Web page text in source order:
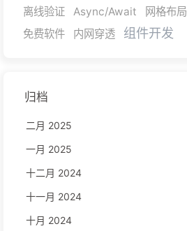
离线验证
Async/Await 网格布局
免费软件
内网穿透 组件开发
归档
二月 2025
一月 2025
十二月 2024
十一月 2024
十月 2024